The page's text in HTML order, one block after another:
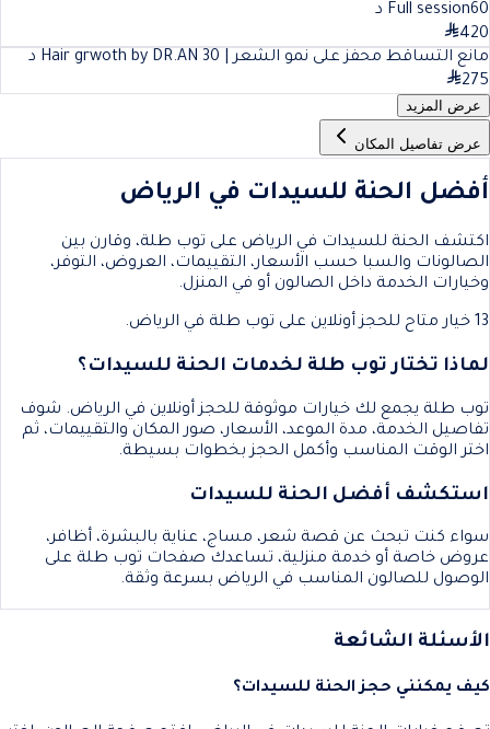
Full session60
د
420
مانع التساقط محفز على نمو الشعر | Hair grwoth by DR.AN 30
د
275
عرض المزيد
عرض تفاصيل المكان
أفضل الحنة للسيدات في الرياض
اكتشف الحنة للسيدات في الرياض على توب طلة، وقارن بين
الصالونات والسبا حسب الأسعار، التقييمات، العروض، التوفر،
وخيارات الخدمة داخل الصالون أو في المنزل.
13 خيار متاح للحجز أونلاين على توب طلة في الرياض.
لماذا تختار توب طلة لخدمات الحنة للسيدات؟
توب طلة يجمع لك خيارات موثوقة للحجز أونلاين في الرياض. شوف
تفاصيل الخدمة، مدة الموعد، الأسعار، صور المكان والتقييمات، ثم
اختر الوقت المناسب وأكمل الحجز بخطوات بسيطة.
استكشف أفضل الحنة للسيدات
سواء كنت تبحث عن قصة شعر، مساج، عناية بالبشرة، أظافر،
عروض خاصة أو خدمة منزلية، تساعدك صفحات توب طلة على
الوصول للصالون المناسب في الرياض بسرعة وثقة.
الأسئلة الشائعة
كيف يمكنني حجز الحنة للسيدات؟